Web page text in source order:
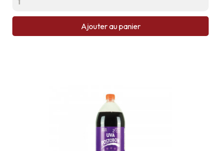
Ajouter au panier